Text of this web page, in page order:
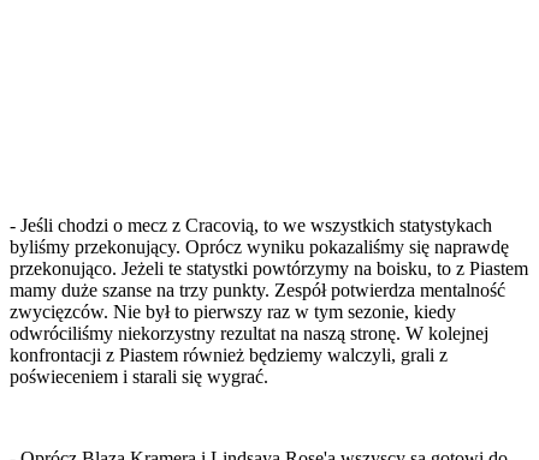
- Jeśli chodzi o mecz z Cracovią, to we wszystkich statystykach
byliśmy przekonujący. Oprócz wyniku pokazaliśmy się naprawdę
przekonująco. Jeżeli te statystki powtórzymy na boisku, to z Piastem
mamy duże szanse na trzy punkty. Zespół potwierdza mentalność
zwycięzców. Nie był to pierwszy raz w tym sezonie, kiedy
odwróciliśmy niekorzystny rezultat na naszą stronę. W kolejnej
konfrontacji z Piastem również będziemy walczyli, grali z
poświeceniem i starali się wygrać.